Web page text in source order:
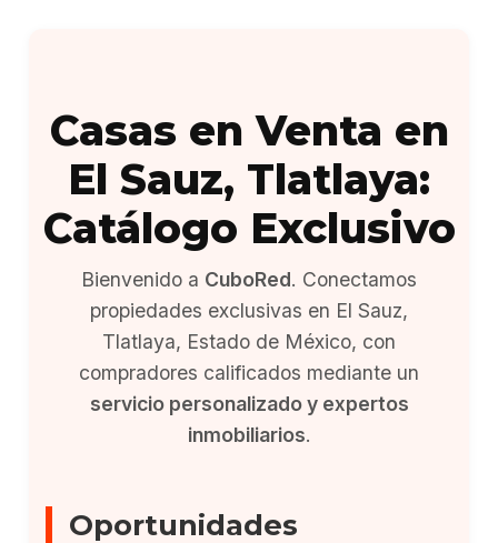
Casas en Venta en
El Sauz, Tlatlaya:
Catálogo Exclusivo
Bienvenido a CuboRed. Conectamos
propiedades exclusivas en El Sauz,
Tlatlaya, Estado de México, con
compradores calificados mediante un
servicio personalizado y expertos
inmobiliarios.
Oportunidades